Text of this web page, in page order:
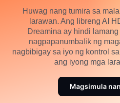
Huwag nang tumira sa
larawan. Ang libreng AI
Dreamina ay hindi
nagpapanumbalik ng
nagbibigay sa iyo ng kontrol
ang iyong mga
Magsimula